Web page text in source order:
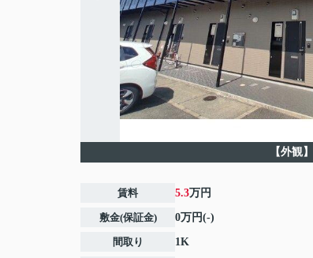
【外観】
賃料 5.3万円
敷金(保証金) 0万円(-)
間取り 1K